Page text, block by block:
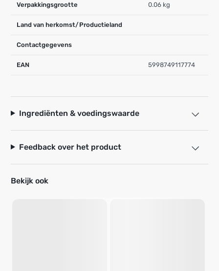
Verpakkingsgrootte 0.06 kg
Land van herkomst/Productieland
Contactgegevens
EAN 5998749117774
Ingrediënten & voedingswaarde
Feedback over het product
Bekijk ook